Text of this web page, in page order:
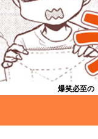
爆笑必至の